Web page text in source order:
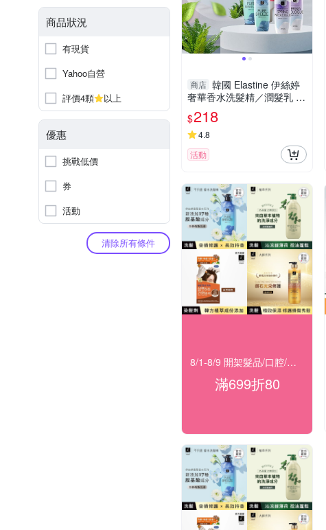
商品狀況
有現貨
Yahoo自營
評價4顆
以上
優惠
挑戰低價
券
活動
清除所有條件
商店 韓國 Elastine 伊絲婷
奢華香水洗髮精／潤髮乳 (6
00ml) 款式可選 最新2024升
級版【小三美日】 D152531
$218
4.8
活動
8/1-8/9 開架髮品/口腔/洗沐★滿699折80
滿699折80